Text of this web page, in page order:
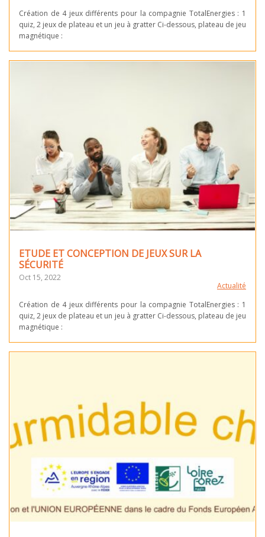
Création de 4 jeux différents pour la compagnie TotalEnergies : 1
quiz, 2 jeux de plateau et un jeu à gratter Ci-dessous, plateau de jeu
magnétique :
ETUDE ET CONCEPTION DE JEUX SUR LA
SÉCURITÉ
Oct 15, 2022
Actualité
Création de 4 jeux différents pour la compagnie TotalEnergies : 1
quiz, 2 jeux de plateau et un jeu à gratter Ci-dessous, plateau de jeu
magnétique :